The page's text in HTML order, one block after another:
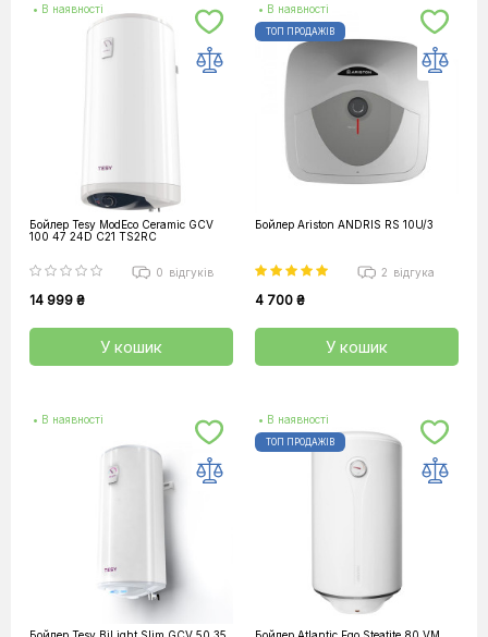
• В наявності
Бойлер Tesy ModEco Ceramic GCV
100 47 24D C21 TS2RC
0 відгуків
14 999 ₴
У кошик
• В наявності
ТОП ПРОДАЖІВ
Бойлер Ariston ANDRIS RS 10U/3
2 відгука
4 700 ₴
У кошик
• В наявності • В наявності
ТОП ПРОДАЖІВ